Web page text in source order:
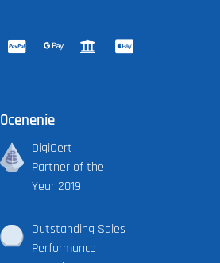
Ocenenie
DigiCert
Partner of the
Year 2019
Outstanding Sales
Performance